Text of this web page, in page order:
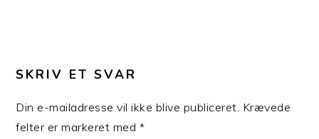
SKRIV ET SVAR
Din e-mailadresse vil ikke blive publiceret. Krævede
felter er markeret med *